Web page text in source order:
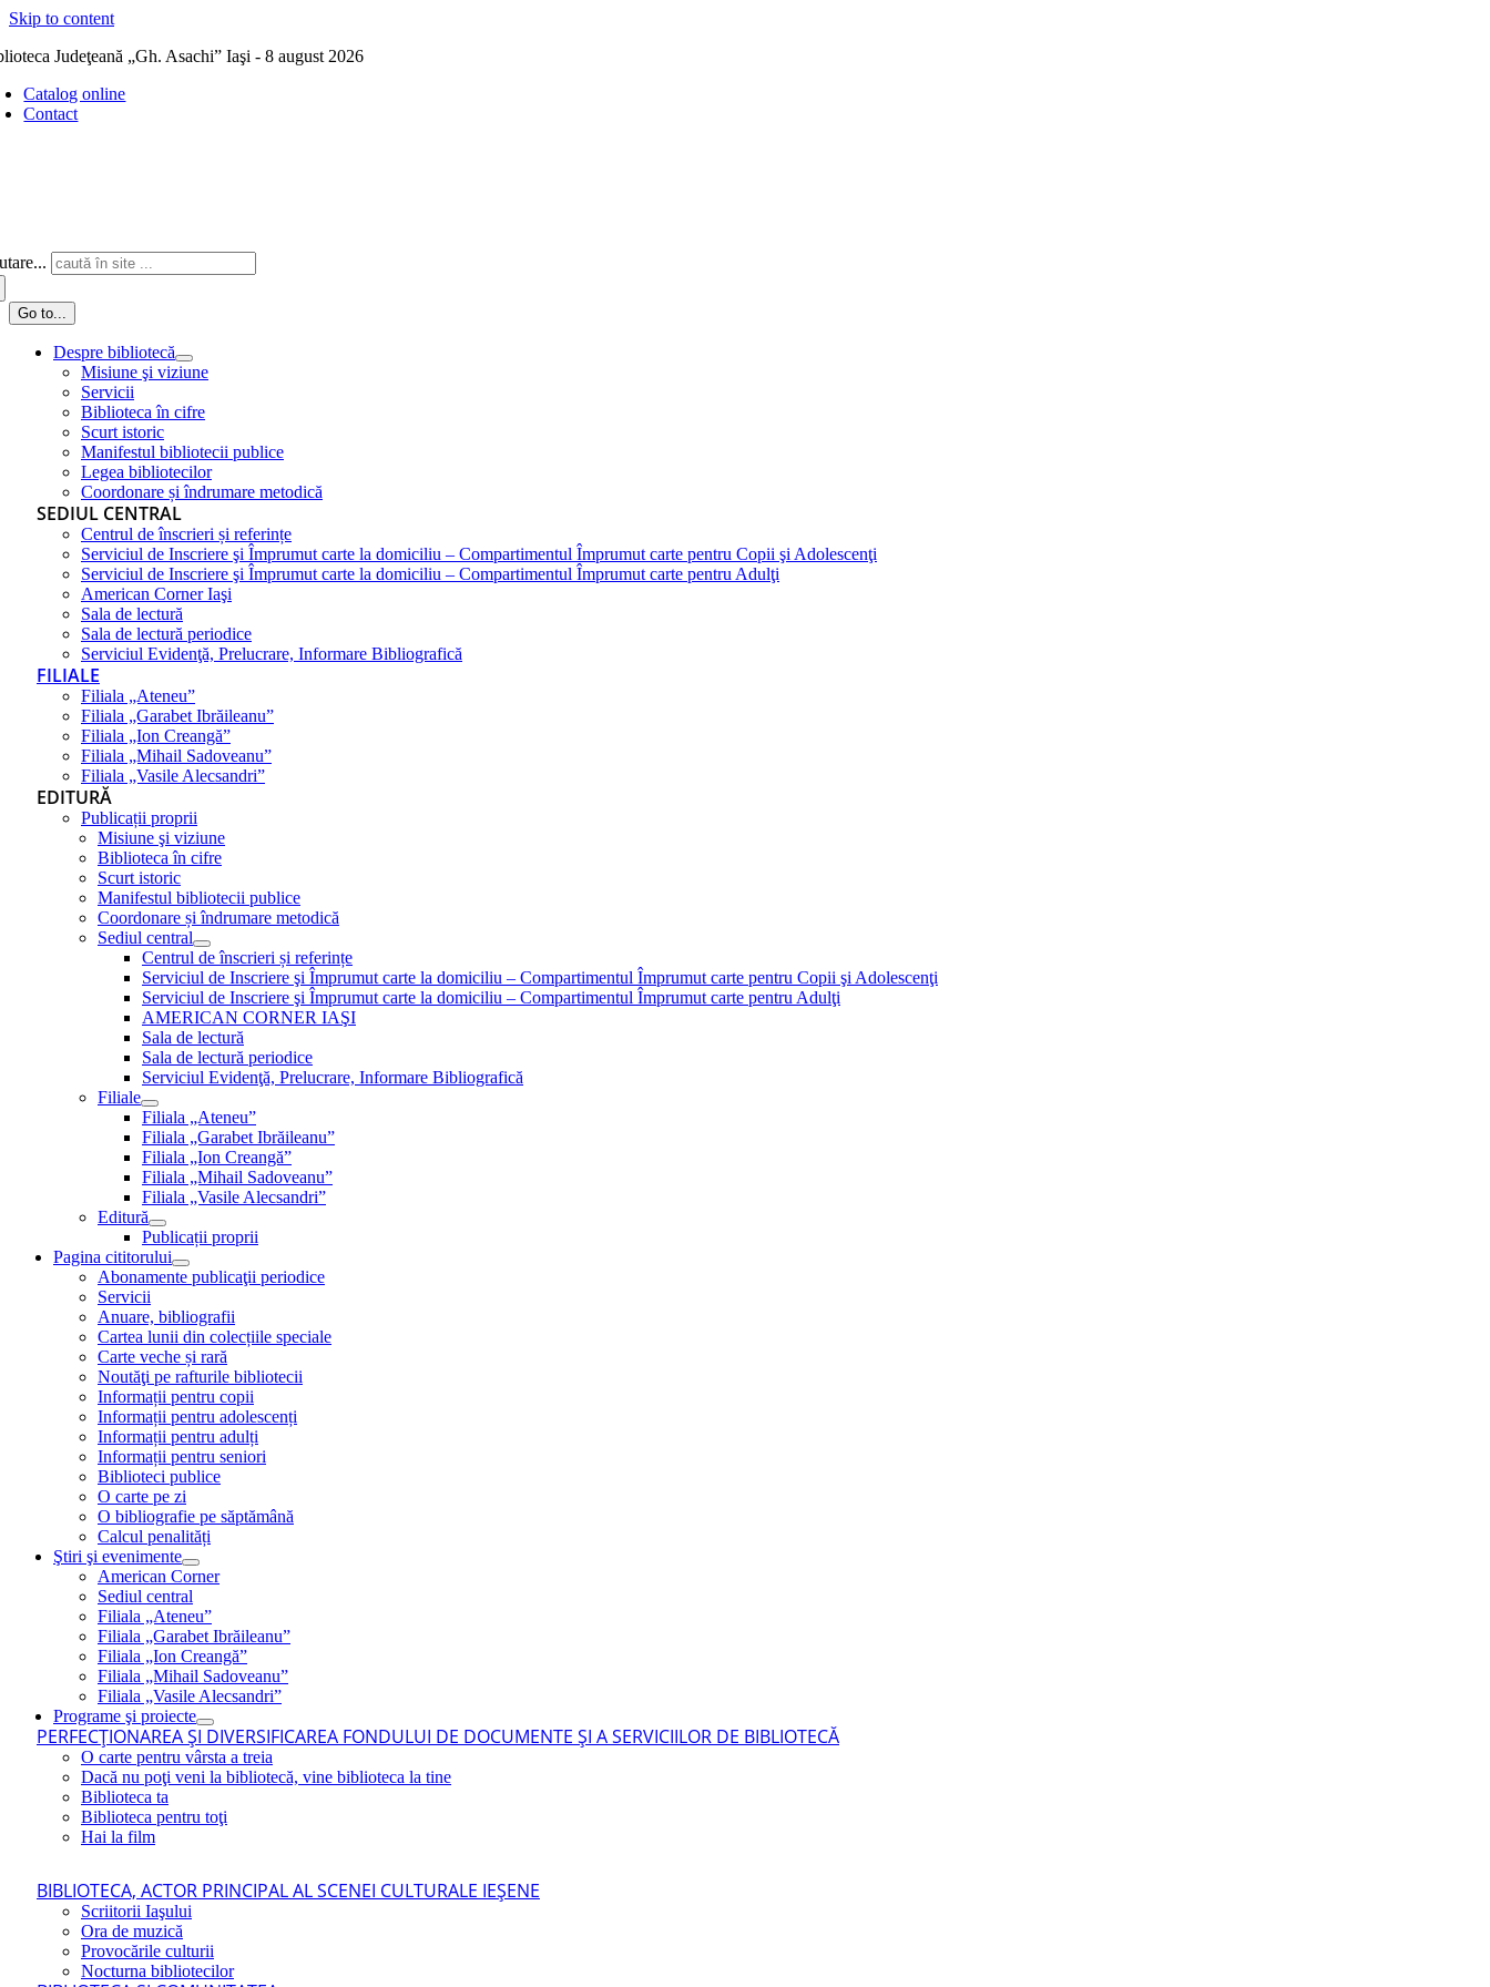
Skip to content
Judeţeană „Gh. Asachi” Iaşi - 8 august 2026
Catalog online
Contact
Go to...
Despre bibliotecă
Misiune şi viziune
Servicii
Biblioteca în cifre
Scurt istoric
Manifestul bibliotecii publice
Legea bibliotecilor
Coordonare și îndrumare metodică
SEDIUL CENTRAL
Centrul de înscrieri și referințe
Serviciul de Inscriere şi Împrumut carte la domiciliu – Compartimentul Împrumut carte pentru Copii şi Adolescenţi
Serviciul de Inscriere şi Împrumut carte la domiciliu – Compartimentul Împrumut carte pentru Adulţi
American Corner Iaşi
Sala de lectură
Sala de lectură periodice
Serviciul Evidenţă, Prelucrare, Informare Bibliografică
FILIALE
Filiala „Ateneu”
Filiala „Garabet Ibrăileanu”
Filiala „Ion Creangă”
Filiala „Mihail Sadoveanu”
Filiala „Vasile Alecsandri”
EDITURĂ
Publicații proprii
Misiune şi viziune
Biblioteca în cifre
Scurt istoric
Manifestul bibliotecii publice
Coordonare și îndrumare metodică
Sediul central
Centrul de înscrieri și referințe
Serviciul de Inscriere şi Împrumut carte la domiciliu – Compartimentul Împrumut carte pentru Copii şi Adolescenţi
Serviciul de Inscriere şi Împrumut carte la domiciliu – Compartimentul Împrumut carte pentru Adulţi
AMERICAN CORNER IAŞI
Sala de lectură
Sala de lectură periodice
Serviciul Evidenţă, Prelucrare, Informare Bibliografică
Filiale
Filiala „Ateneu”
Filiala „Garabet Ibrăileanu”
Filiala „Ion Creangă”
Filiala „Mihail Sadoveanu”
Filiala „Vasile Alecsandri”
Editură
Publicații proprii
Pagina cititorului
Abonamente publicaţii periodice
Servicii
Anuare, bibliografii
Cartea lunii din colecțiile speciale
Carte veche și rară
Noutăţi pe rafturile bibliotecii
Informații pentru copii
Informații pentru adolescenți
Informații pentru adulți
Informații pentru seniori
Biblioteci publice
O carte pe zi
O bibliografie pe săptămână
Calcul penalități
Ştiri şi evenimente
American Corner
Sediul central
Filiala „Ateneu”
Filiala „Garabet Ibrăileanu”
Filiala „Ion Creangă”
Filiala „Mihail Sadoveanu”
Filiala „Vasile Alecsandri”
Programe şi proiecte
PERFECŢIONAREA ŞI DIVERSIFICAREA FONDULUI DE DOCUMENTE ŞI A SERVICIILOR DE BIBLIOTECĂ
O carte pentru vârsta a treia
Dacă nu poţi veni la bibliotecă, vine biblioteca la tine
Biblioteca ta
Biblioteca pentru toţi
Hai la film
BIBLIOTECA, ACTOR PRINCIPAL AL SCENEI CULTURALE IEŞENE
Scriitorii Iaşului
Ora de muzică
Provocările culturii
Nocturna bibliotecilor